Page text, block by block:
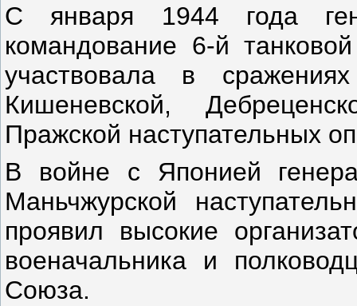
С января 1944 года
командование 6-й
участвовала в
Кишеневской,
Пражской наступательных
В войне с Японией
Маньчжурской
проявил высокие
военачальника и
Союза.